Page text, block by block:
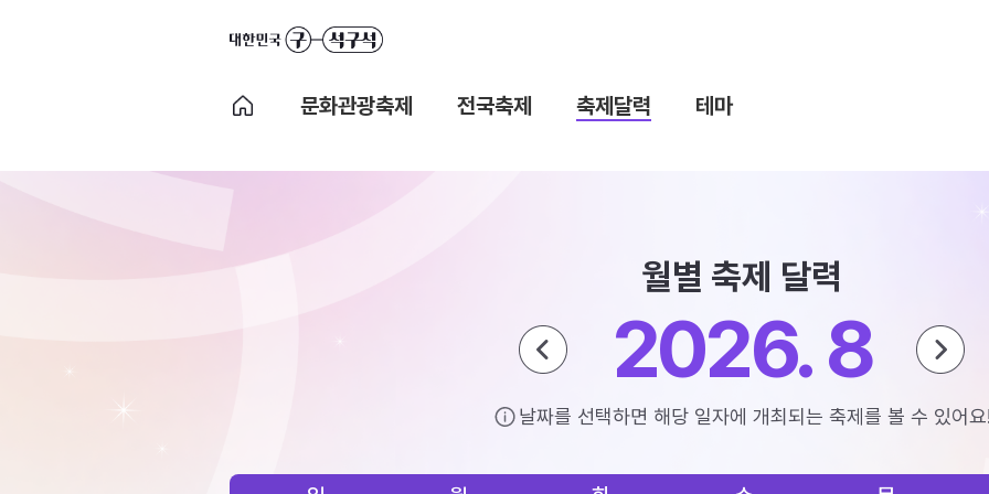
문화관광축제 전국축제 축제달력 테마
월별 축제 달력
2026. 8
날짜를 선택하면 해당 일자에 개최되는 축제를 볼 수 있어